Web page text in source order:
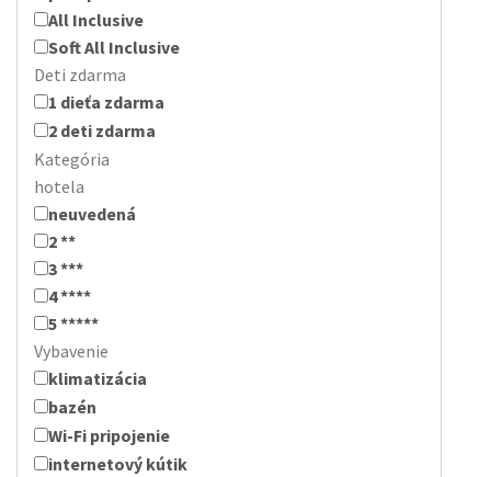
All Inclusive
Soft All Inclusive
Deti zdarma
1 dieťa zdarma
2 deti zdarma
Kategória
hotela
neuvedená
2 **
3 ***
4 ****
5 *****
Vybavenie
klimatizácia
bazén
Wi-Fi pripojenie
internetový kútik